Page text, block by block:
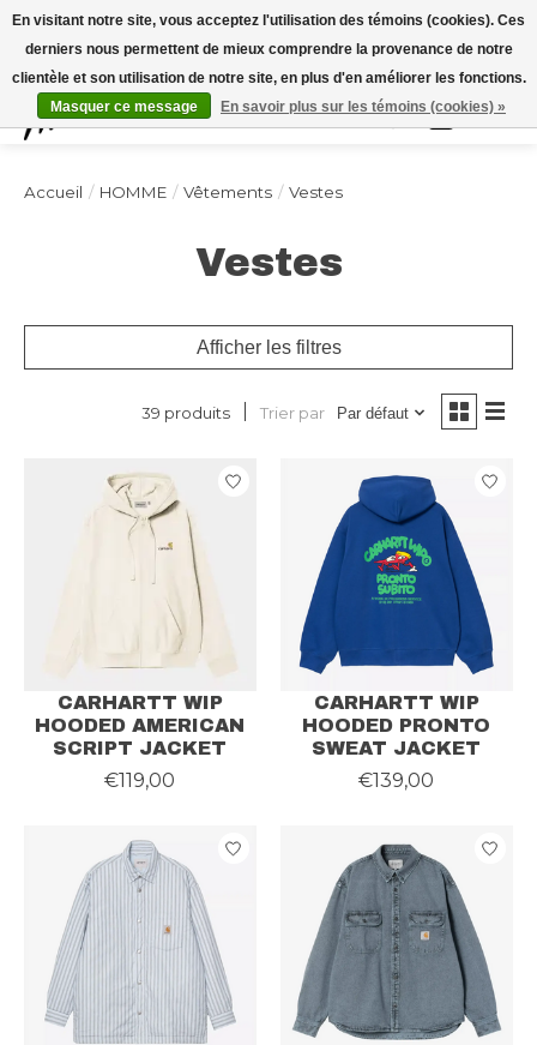
Expédition sous 48h / Livraison gratuite dès 150€ d'achats / -10% avec le code
"4MILKZOO"
Liste de
Panier
Accueil / HOMME / Vêtements / Vestes
Vestes
Afficher les filtres
39 produits Trier par Par défaut
CARHARTT WIP
HOODED AMERICAN
SCRIPT JACKET
€119,00
CARHARTT WIP
HOODED PRONTO
SWEAT JACKET
€139,00
En visitant notre site, vous acceptez l'utilisation des témoins (cookies). Ces
derniers nous permettent de mieux comprendre la provenance de notre
clientèle et son utilisation de notre site, en plus d'en améliorer les fonctions.
Masquer ce message
En savoir plus sur les témoins (cookies) »